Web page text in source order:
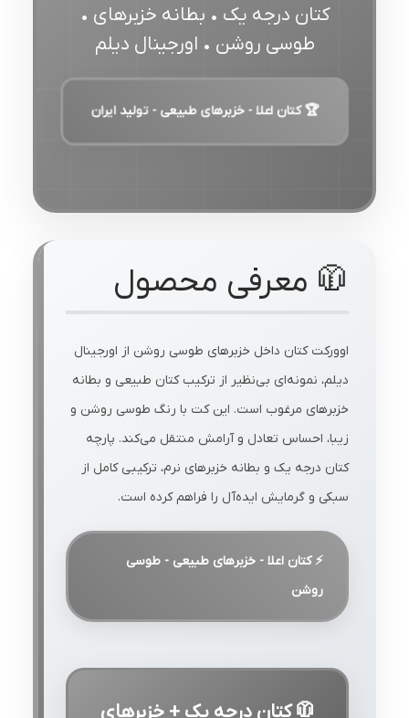
کتان درجه یک • بطانه خزبرهای •
طوسی روشن • اورجینال دیلم
🏆 کتان اعلا - خزبرهای طبیعی - تولید ایران
🧥 معرفی محصول
اوورکت کتان داخل خزبرهای طوسی روشن از اورجینال
دیلم، نمونه‌ای بی‌نظیر از ترکیب کتان طبیعی و بطانه
خزبرهای مرغوب است. این کت با رنگ طوسی روشن و
زیبا، احساس تعادل و آرامش منتقل می‌کند. پارچه
کتان درجه یک و بطانه خزبرهای نرم، ترکیبی کامل از
سبکی و گرمایش ایده‌آل را فراهم کرده است.
⚡ کتان اعلا - خزبرهای طبیعی - طوسی
روشن
🧥 کتان درجه یک + خزبرهای